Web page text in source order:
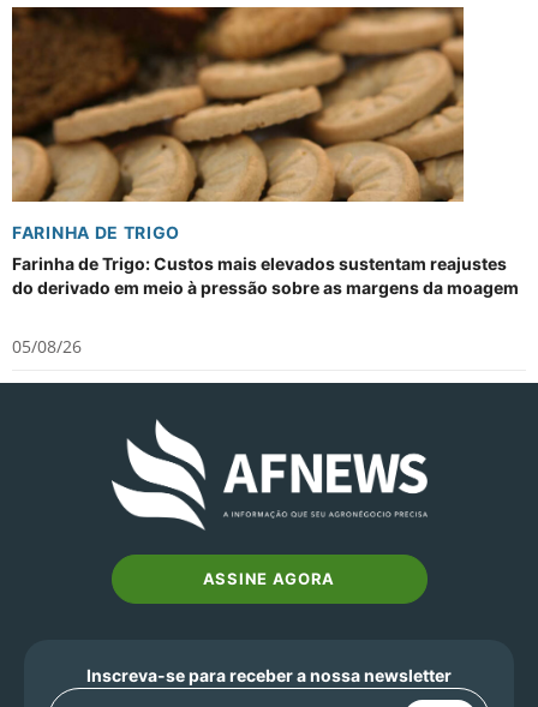
FARINHA DE TRIGO
Farinha de Trigo: Custos mais elevados sustentam reajustes
do derivado em meio à pressão sobre as margens da moagem
05/08/26
ASSINE AGORA
Inscreva-se para receber a nossa newsletter